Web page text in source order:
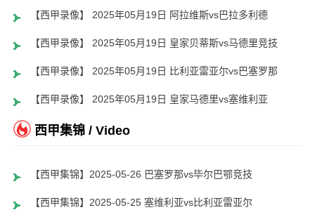
【西甲录像】 2025年05月19日 阿拉维斯vs巴拉多利德
【西甲录像】 2025年05月19日 皇家贝蒂斯vs马德里竞技
【西甲录像】 2025年05月19日 比利亚雷亚尔vs巴塞罗那
【西甲录像】 2025年05月19日 皇家马德里vs塞维利亚
西甲集锦 / Video
【西甲集锦】2025-05-26 巴塞罗那vs毕尔巴鄂竞技
【西甲集锦】2025-05-25 塞维利亚vs比利亚雷亚尔